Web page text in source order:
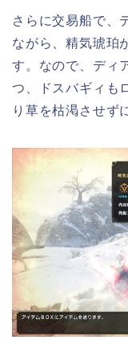
さらに交易船で、
ながら、精気琥珀
す。なので、ディ
つ、ドスバギィも
り草を枯渇させず